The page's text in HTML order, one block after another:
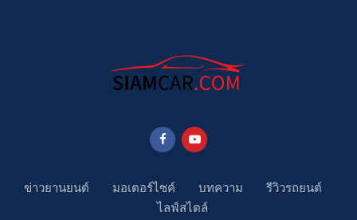
ข่าวยานยนต์ มอเตอร์ไซค์ บทความ
รีวิวรถยนต์
ไลฟ์สไตล์